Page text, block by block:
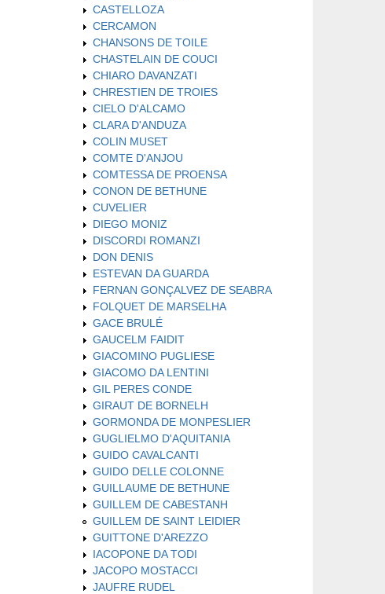
CASTELLOZA
CERCAMON
CHANSONS DE TOILE
CHASTELAIN DE COUCI
CHIARO DAVANZATI
CHRESTIEN DE TROIES
CIELO D'ALCAMO
CLARA D'ANDUZA
COLIN MUSET
COMTE D'ANJOU
COMTESSA DE PROENSA
CONON DE BETHUNE
CUVELIER
DIEGO MONIZ
DISCORDI ROMANZI
DON DENIS
ESTEVAN DA GUARDA
FERNAN GONÇALVEZ DE SEABRA
FOLQUET DE MARSELHA
GACE BRULÉ
GAUCELM FAIDIT
GIACOMINO PUGLIESE
GIACOMO DA LENTINI
GIL PERES CONDE
GIRAUT DE BORNELH
GORMONDA DE MONPESLIER
GUGLIELMO D'AQUITANIA
GUIDO CAVALCANTI
GUIDO DELLE COLONNE
GUILLAUME DE BETHUNE
GUILLEM DE CABESTANH
GUILLEM DE SAINT LEIDIER
GUITTONE D'AREZZO
IACOPONE DA TODI
JACOPO MOSTACCI
JAUFRE RUDEL